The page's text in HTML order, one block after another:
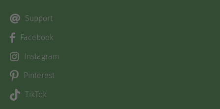
Support
Facebook
Instagram
Pinterest
TikTok